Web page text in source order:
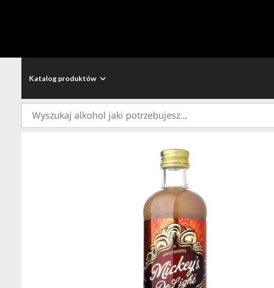
Katalog produktów